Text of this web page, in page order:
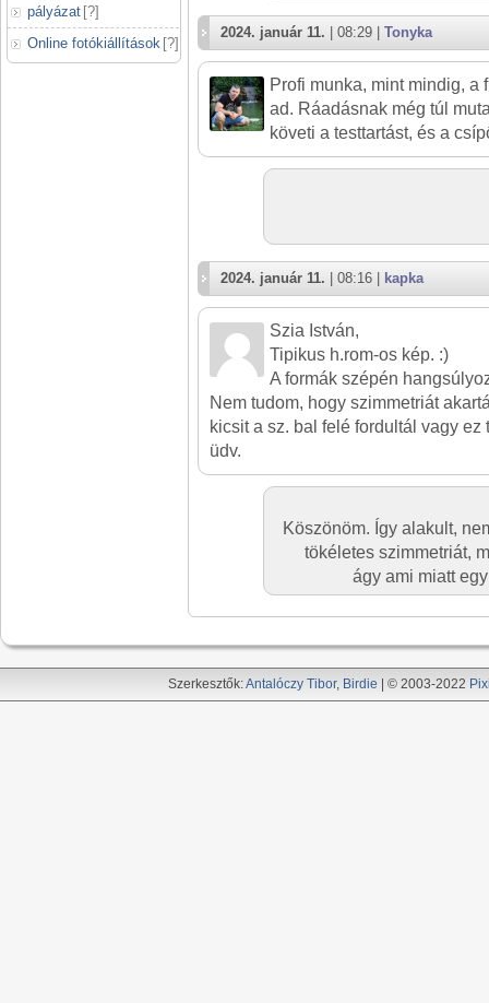
pályázat [?]
Online fotókiállítások [?]
2024. január 11. | 08:29 | Tonyka
Profi munka, mint mindig, a
ad. Ráadásnak még túl
követi a testtartást, és a
2024. január 11. | 08:16 | kapka
Szia István,
Tipikus h.rom-os kép. :)
A formák szépén
Nem tudom, hogy szimmetriát
kicsit a sz. bal felé fordultál vagy ez
üdv.
Köszönöm. Így alakult,
tökéletes szimmetriát,
ágy ami miatt
Szerkesztők:Antalóczy Tibor, Birdie | © 2003-2022